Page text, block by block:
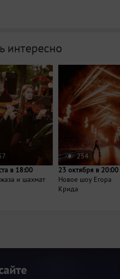
интересно
в 18:00
и шахмат
254
23 октября в 20:00
Новое шоу Егора
Крида